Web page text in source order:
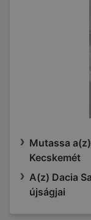
Mutassa
Kecskemét
A(z) Dacia
újságjai